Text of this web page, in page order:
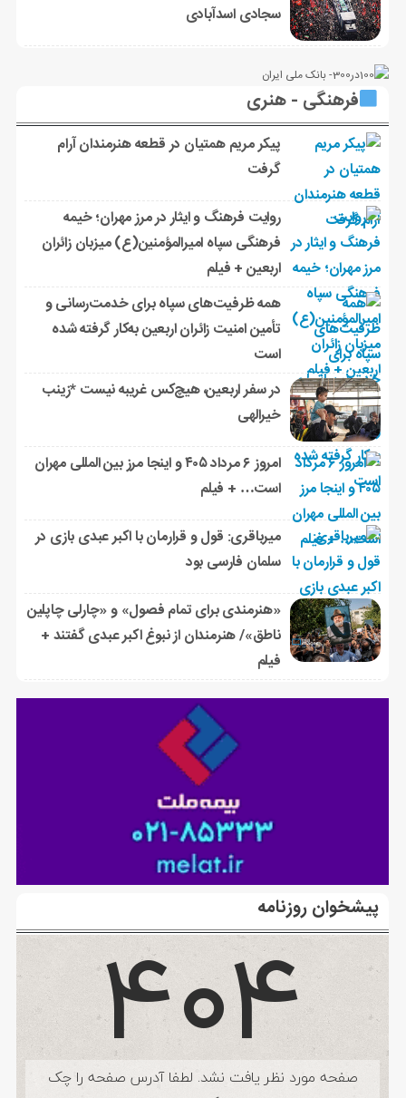
سجادی اسدآبادی
فرهنگی - هنری
پیکر مریم همتیان در قطعه هنرمندان آرام
گرفت
روایت فرهنگ و ایثار در مرز مهران؛ خیمه
فرهنگی سپاه امیرالمؤمنین(ع) میزبان زائران
اربعین + فیلم
همه ظرفیت‌های سپاه برای خدمت‌رسانی و
تأمین امنیت زائران اربعین به‌کار گرفته شده
است
در سفر اربعین، هیچ‌کس غریبه نیست *زینب
خیرالهی
امروز ۶ مرداد ۴۰۵ و اینجا مرز بین المللی مهران
است… + فیلم
میرباقری: قول و قرارمان با اکبر عبدی بازی در
سلمان فارسی بود
«هنرمندی برای تمام فصول» و «چارلی چاپلین
ناطق»/ هنرمندان از نبوغ اکبر عبدی گفتند +
فیلم
پیشخوان روزنامه